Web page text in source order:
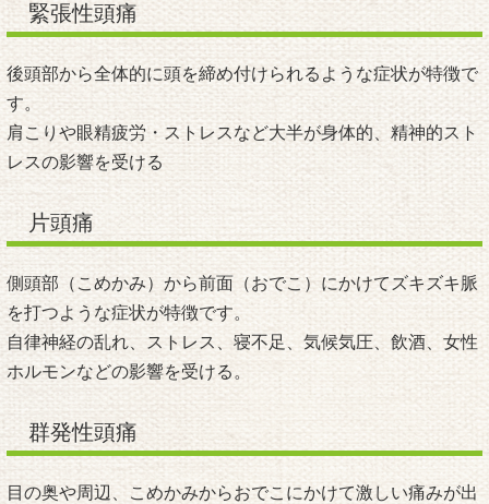
緊張性頭痛
後頭部から全体的に頭を締め付けられるような症状が特徴で
す。
肩こりや眼精疲労・ストレスなど大半が身体的、精神的スト
レスの影響を受ける
片頭痛
側頭部（こめかみ）から前面（おでこ）にかけてズキズキ脈
を打つような症状が特徴です。
自律神経の乱れ、ストレス、寝不足、気候気圧、飲酒、女性
ホルモンなどの影響を受ける。
群発性頭痛
目の奥や周辺、こめかみからおでこにかけて激しい痛みが出